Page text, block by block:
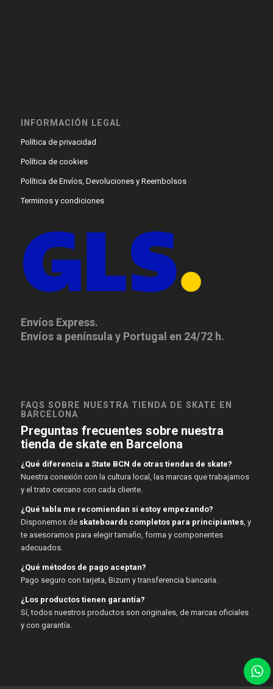
INFORMACIÓN LEGAL
Política de privacidad
Política de cookies
Política de Envíos, Devoluciones y Reembolsos
Terminos y condiciones
Envíos Express.
Envíos a península y Portugal en 24/72 h.
FAQS SOBRE NUESTRA TIENDA DE SKATE EN
BARCELONA
Preguntas frecuentes sobre nuestra
tienda de skate en Barcelona
¿Qué diferencia a State BCN de otras tiendas de skate?
Nuestra conexión con la cultura local, las marcas que trabajamos
y el trato cercano con cada cliente.
¿Qué tabla me recomiendan si estoy empezando?
Disponemos de skateboards completos para principiantes, y
te asesoramos para elegir tamaño, forma y componentes
adecuados.
¿Qué métodos de pago aceptan?
Pago seguro con tarjeta, Bizum y transferencia bancaria.
¿Los productos tienen garantía?
Sí, todos nuestros productos son originales, de marcas oficiales
y con garantía.